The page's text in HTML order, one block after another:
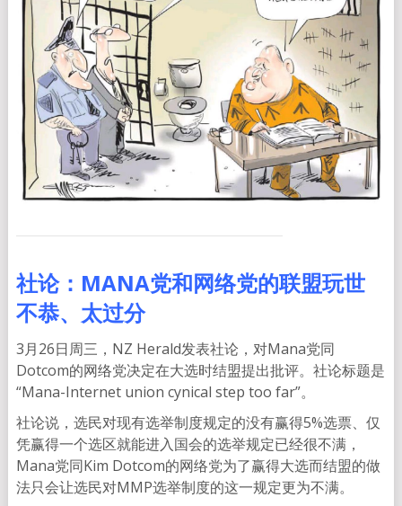
社论：MANA党和网络党的联盟玩世
不恭、太过分
3月26日周三，NZ Herald发表社论，对Mana党同
Dotcom的网络党决定在大选时结盟提出批评。社论标题是
“Mana-Internet union cynical step too far”。
社论说，选民对现有选举制度规定的没有赢得5%选票、仅
凭赢得一个选区就能进入国会的选举规定已经很不满，
Mana党同Kim Dotcom的网络党为了赢得大选而结盟的做
法只会让选民对MMP选举制度的这一规定更为不满。